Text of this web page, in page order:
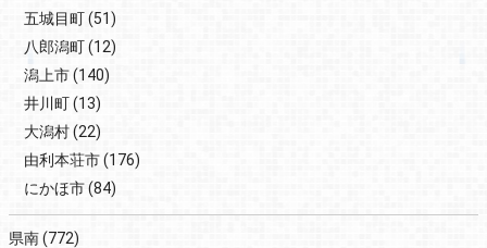
五城目町(51)
八郎潟町(12)
潟上市(140)
井川町(13)
大潟村(22)
由利本荘市(176)
にかほ市(84)
県南(772)